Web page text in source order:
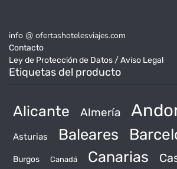
info @ ofertashotelesviajes.com
Contacto
Ley de Protección de Datos / Aviso Legal
Etiquetas del producto
Alicante Almería
Asturias Baleares
Burgos Canadá Canarias